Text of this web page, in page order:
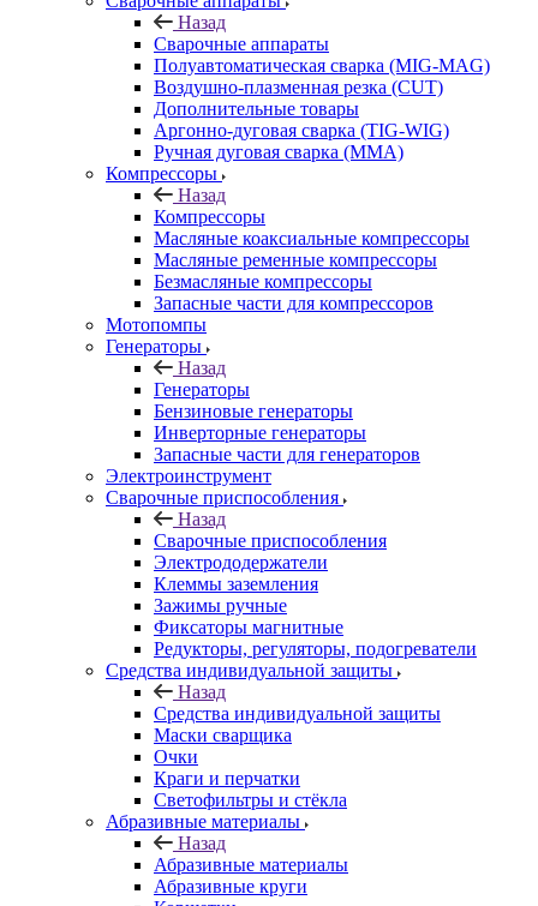
Назад
Сварочные аппараты
Полуавтоматическая сварка (MIG-MAG)
Воздушно-плазменная резка (CUT)
Дополнительные товары
Аргонно-дуговая сварка (TIG-WIG)
Ручная дуговая сварка (MMA)
Компрессоры
Назад
Компрессоры
Масляные коаксиальные компрессоры
Масляные ременные компрессоры
Безмасляные компрессоры
Запасные части для компрессоров
Мотопомпы
Генераторы
Назад
Генераторы
Бензиновые генераторы
Инверторные генераторы
Запасные части для генераторов
Электроинструмент
Сварочные приспособления
Назад
Сварочные приспособления
Электрододержатели
Клеммы заземления
Зажимы ручные
Фиксаторы магнитные
Редукторы, регуляторы, подогреватели
Средства индивидуальной защиты
Назад
Средства индивидуальной защиты
Маски сварщика
Очки
Краги и перчатки
Светофильтры и стёкла
Абразивные материалы
Назад
Абразивные материалы
Абразивные круги